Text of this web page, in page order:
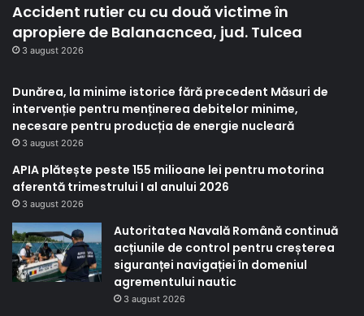
Accident rutier cu cu două victime în
apropiere de Balanacncea, jud. Tulcea
3 august 2026
Dunărea, la minime istorice fără precedent Măsuri de
intervenție pentru menținerea debitelor minime,
necesare pentru producția de energie nucleară
3 august 2026
APIA plătește peste 155 milioane lei pentru motorina
aferentă trimestrului I al anului 2026
3 august 2026
Autoritatea Navală Română continuă
acțiunile de control pentru creșterea
siguranței navigației în domeniul
agrementului nautic
3 august 2026